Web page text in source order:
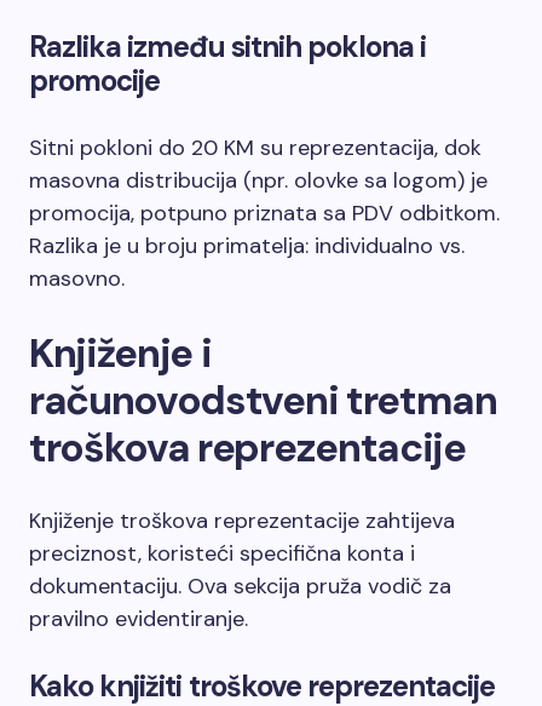
Razlika između sitnih poklona i
promocije
Sitni pokloni do 20 KM su reprezentacija, dok
masovna distribucija (npr. olovke sa logom) je
promocija, potpuno priznata sa PDV odbitkom.
Razlika je u broju primatelja: individualno vs.
masovno.
Knjiženje i
računovodstveni tretman
troškova reprezentacije
Knjiženje troškova reprezentacije zahtijeva
preciznost, koristeći specifična konta i
dokumentaciju. Ova sekcija pruža vodič za
pravilno evidentiranje.
Kako knjižiti troškove reprezentacije